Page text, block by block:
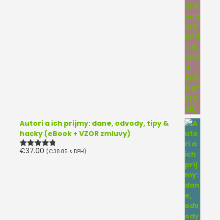
Autori a ich príjmy: dane, odvody, tipy &
hacky (eBook + VZOR zmluvy)
Hodnotenie
€37.00 (€38.85 s DPH)